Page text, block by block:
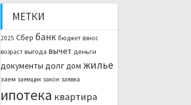
МЕТКИ
2025 Сбер банк бюджет взнос
возраст выгода вычет деньги
документы долгдом жилье
заем заемщик закон заявка
ипотека квартира